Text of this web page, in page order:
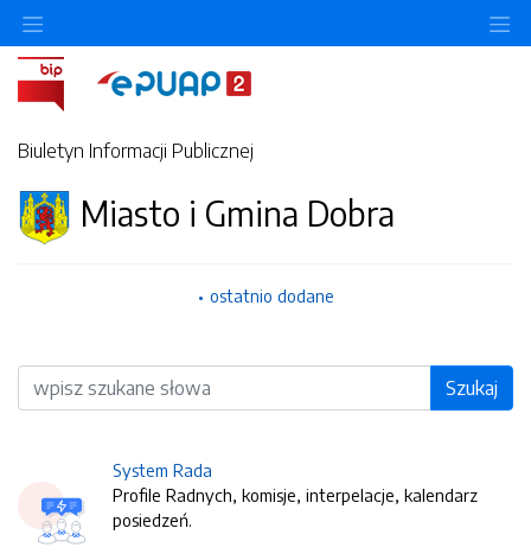
Biuletyn Informacji Publicznej
Miasto i Gmina Dobra
ostatnio dodane
Wyszukiwarka Szukaj
System Rada
Profile Radnych, komisje, interpelacje, kalendarz
posiedzeń.